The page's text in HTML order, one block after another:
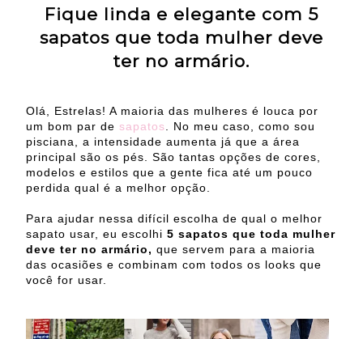
Fique linda e elegante com 5
sapatos que toda mulher deve
ter no armário.
Olá, Estrelas! A maioria das mulheres é louca por
um bom par de sapatos. No meu caso, como sou
pisciana, a intensidade aumenta já que a área
principal são os pés. São tantas opções de cores,
modelos e estilos que a gente fica até um pouco
perdida qual é a melhor opção.
Para ajudar nessa difícil escolha de qual o melhor
sapato usar, eu escolhi 5 sapatos que toda mulher
deve ter no armário, que servem para a maioria
das ocasiões e combinam com todos os looks que
você for usar.